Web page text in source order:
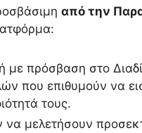
από την
με πρόσβαση στο
που επιθυμούν να
τους.
να μελετήσουν